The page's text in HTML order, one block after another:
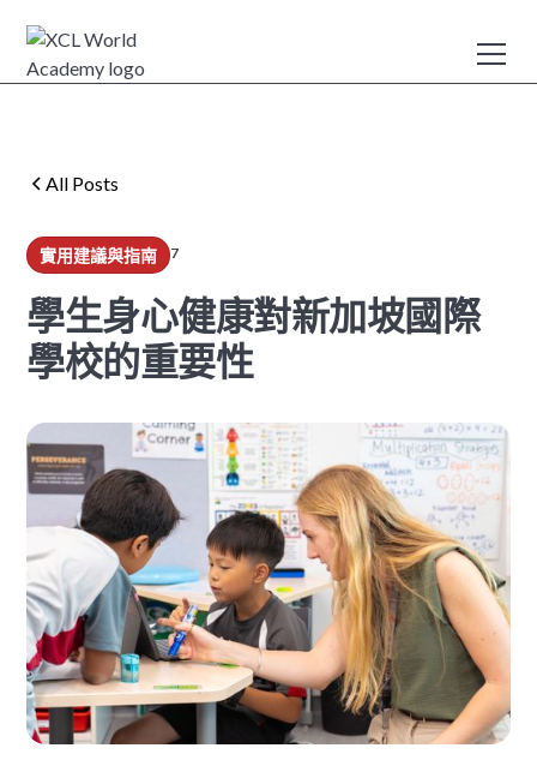
All Posts
實用建議與指南 7
學生身心健康對新加坡國際
學校的重要性